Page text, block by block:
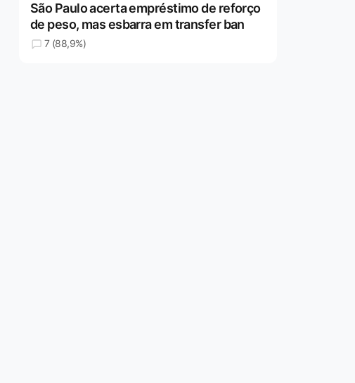
São Paulo acerta empréstimo de reforço
de peso, mas esbarra em transfer ban
7 (88,9%)